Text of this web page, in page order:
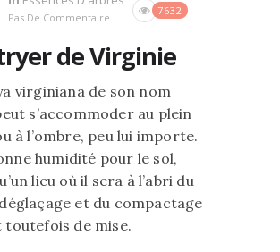
Pas De Commentaire
7632
de Virginie
virginiana de son nom
s’accommoder au plein
à l’ombre, peu lui importe.
humidité pour le sol,
lieu où il sera à l’abri du
et du compactage
toutefois de mise.